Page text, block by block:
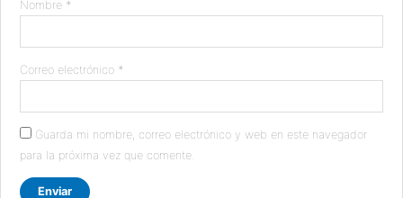
Nombre *
Correo electrónico *
Guarda mi nombre, correo electrónico y web en este navegador
para la próxima vez que comente.